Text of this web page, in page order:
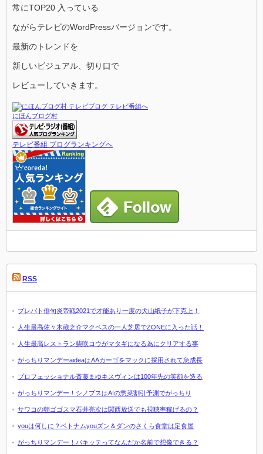
常にTOP20 入っている
ながらテレビのWordPressバージョンです。
最新のトレンドを
新しいビジュアル、切り口で
レビューしていきます。
にほんブログ村
テレビ番組 ブログランキングへ
RSS
プレバト俳句炎帝戦2021で才能あり一度の犬山紙子が下克上！
人生最高佐々木蔵之介マクベスの一人芝居でZONEに入った話！
人生最高レストラン柴咲コウがマタギになる為にクリアする事
がっちりマンデーaideaはAAカーゴをマックに採用されて急成長
プロフェッショナル斎藤まゆキスヴィンは100年先の笑顔を造る
がっちりマンデー！シノプスはAIの惣菜割引予測でがっちり
サワコの朝ゴゴスマ石井亮次は関西放送でも視聴率稼げるの？
youは何しに？ベトナムyouズン＆ダンのさくら食堂は定食屋
がっちりマンデー！パキッテってなんだか名前で想像できる？